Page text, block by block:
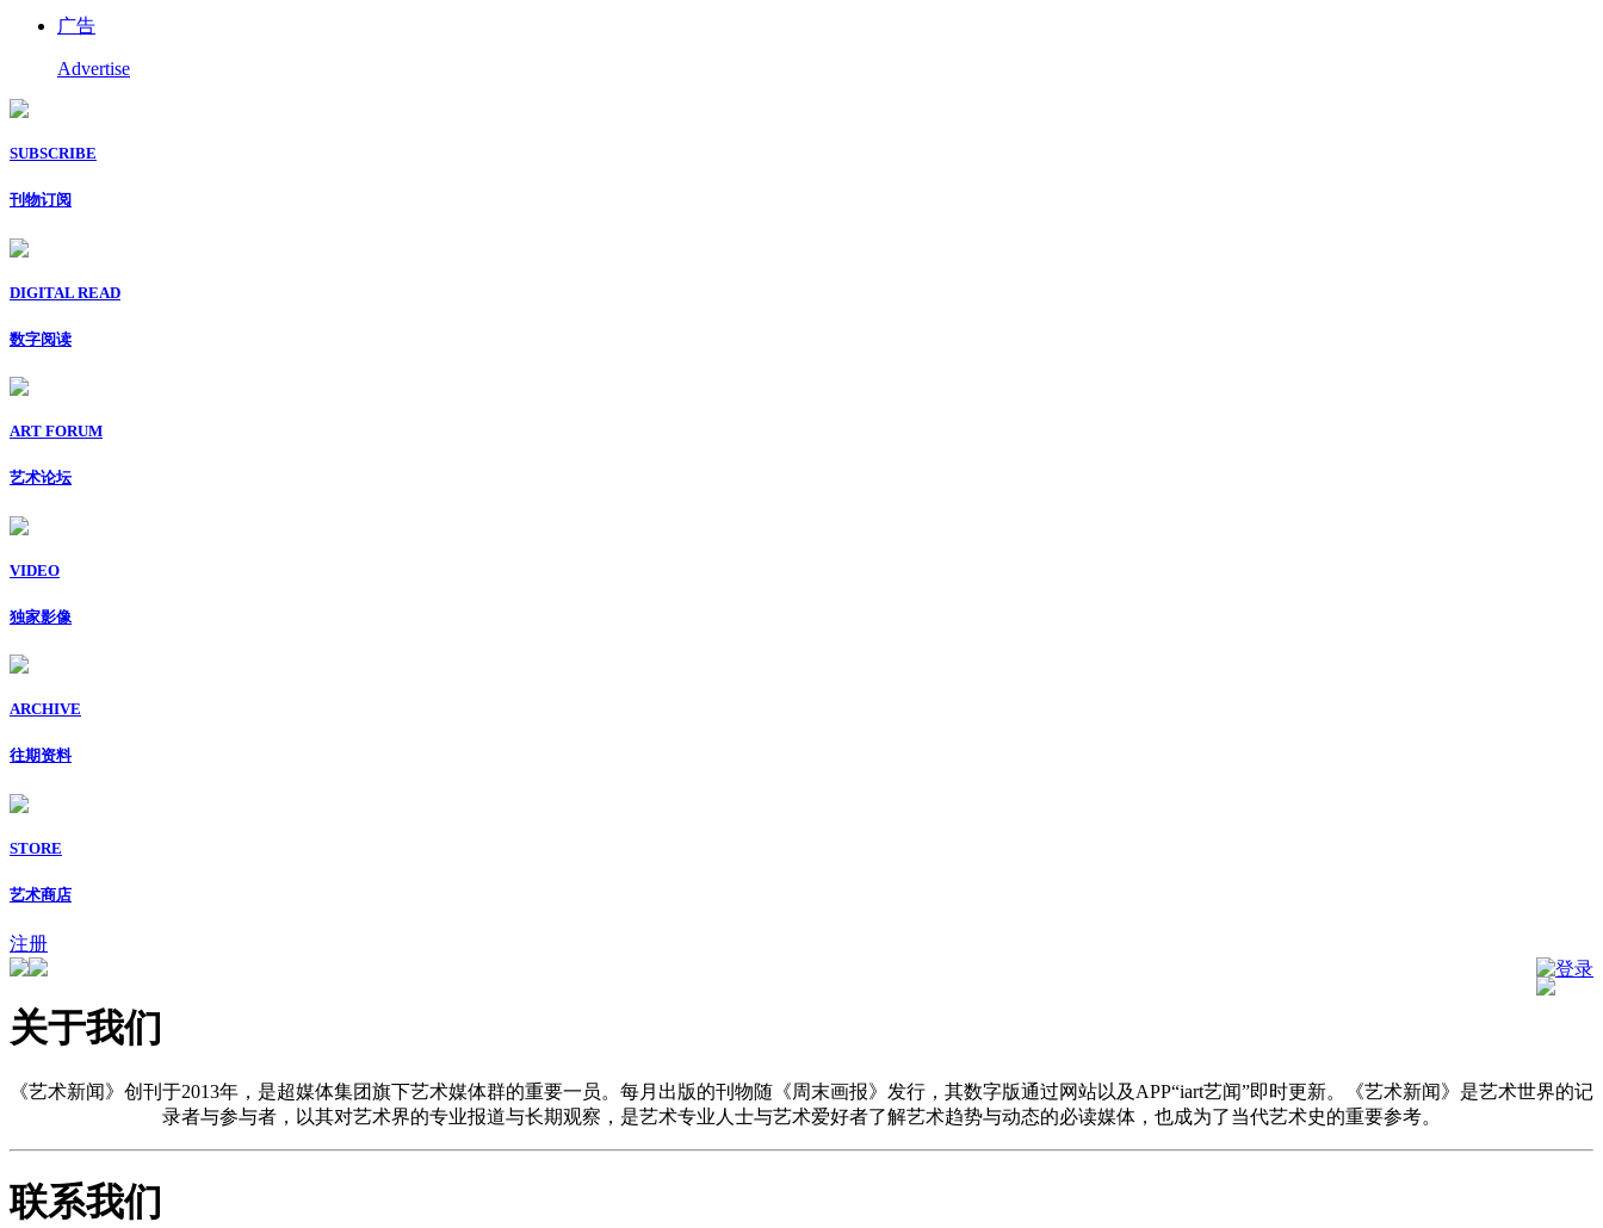
广告
Advertise
SUBSCRIBE
刊物订阅
DIGITAL READ
数字阅读
ART FORUM
艺术论坛
VIDEO
独家影像
ARCHIVE
往期资料
STORE
艺术商店
注册
登录
关于我们
《艺术新闻》创刊于2013年，是超媒体集团旗下艺术媒体群的重要一员。每月出版的刊物随《周末画报》发行，其数字版通过网站以及APP“iart艺闻”即时更新。《艺术新闻》是艺术世界的记
录者与参与者，以其对艺术界的专业报道与长期观察，是艺术专业人士与艺术爱好者了解艺术趋势与动态的必读媒体，也成为了当代艺术史的重要参考。
联系我们